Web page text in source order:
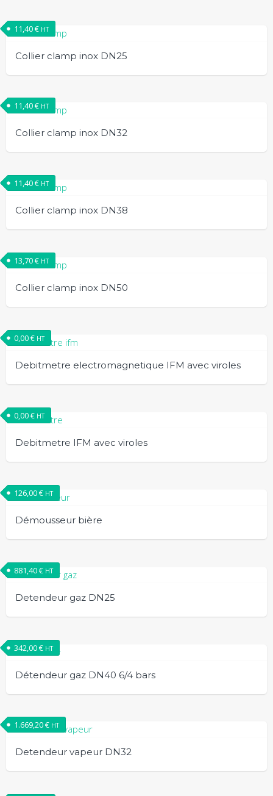
Collier clamp inox DN25
11,40€ HT
Collier clamp inox DN32
11,40€ HT
Collier clamp inox DN38
11,40€ HT
Collier clamp inox DN50
13,70€ HT
Debitmetre electromagnetique IFM avec viroles
0,00€ HT
Debitmetre IFM avec viroles
0,00€ HT
Démousseur bière
126,00€ HT
Detendeur gaz DN25
881,40€ HT
Détendeur gaz DN40 6/4 bars
342,00€ HT
Detendeur vapeur DN32
1.669,20€ HT